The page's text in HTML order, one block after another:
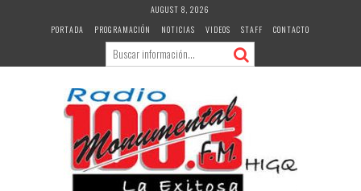
AUGUST 8, 2026
PORTADA
PROGRAMACIÓN NOTICIAS VIDEOS STAFF CONTACTO